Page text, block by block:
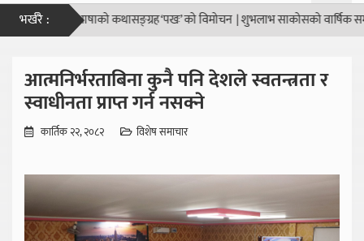
भर्खरै :
नेपालभाषाको कथासङ्ग्रह ‘पखः’ को विमोचन |शुभलाभ साकोसको वार्षिक समीक्षा
आत्मनिर्भरताबिना कुनै पनि देशले स्वतन्त्रता र
स्वाधीनता प्राप्त गर्न नसक्ने
कार्तिक २२, २०८२ विशेष समाचार